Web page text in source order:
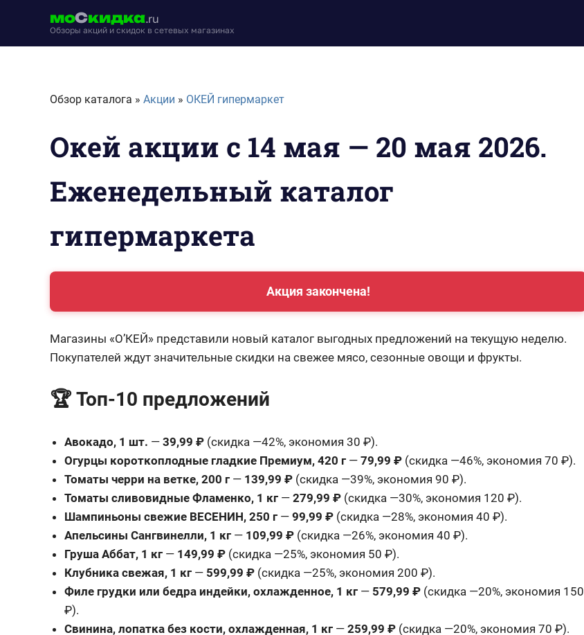
моСкидка.ru
Обзоры акций и скидок в сетевых магазинах
moskidka.ru
Обзор каталога » Акции » ОКЕЙ гипермаркет
Окей акции с 14 мая — 20 мая 2026.
Еженедельный каталог
гипермаркета
Акция закончена!
Магазины «О’КЕЙ» представили новый каталог выгодных предложений на текущую неделю.
Покупателей ждут значительные скидки на свежее мясо, сезонные овощи и фрукты.
🏆 Топ-10 предложений
Авокадо, 1 шт. —39,99 ₽ (скидка —42%, экономия 30 ₽).
Огурцы короткоплодные гладкие Премиум, 420 г —79,99 ₽ (скидка —46%, экономия 70 ₽).
Томаты черри на ветке, 200 г — 139,99 ₽ (скидка —39%, экономия 90 ₽).
Томаты сливовидные Фламенко, 1 кг —279,99 ₽ (скидка —30%, экономия 120 ₽).
Шампиньоны свежие ВЕСЕНИН, 250 г —99,99 ₽ (скидка —28%, экономия 40 ₽).
Апельсины Сангвинелли, 1 кг — 109,99 ₽ (скидка —26%, экономия 40 ₽).
Груша Аббат, 1 кг — 149,99 ₽ (скидка —25%, экономия 50 ₽).
Клубника свежая, 1 кг — 599,99 ₽ (скидка —25%, экономия 200 ₽).
Филе грудки или бедра индейки, охлажденное, 1 кг — 579,99 ₽ (скидка —20%, экономия 150
₽).
Свинина, лопатка без кости, охлажденная, 1 кг —259,99 ₽ (скидка —20%, экономия 70 ₽).